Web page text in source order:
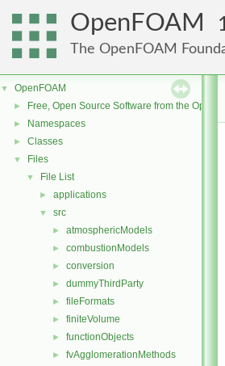
OpenFOAM
The OpenFOAM
▼ OpenFOAM
► Free, Open Source Software from the
► Namespaces
► Classes
▼ Files
▼ File List
► applications
▼ src
► atmosphericModels
► combustionModels
► conversion
► dummyThirdParty
► fileFormats
► finiteVolume
► functionObjects
► fvAgglomerationMethods